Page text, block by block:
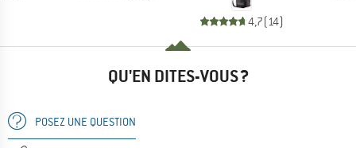
4,7(14)
QU'EN DITES-VOUS ?
POSEZ UNE QUESTION